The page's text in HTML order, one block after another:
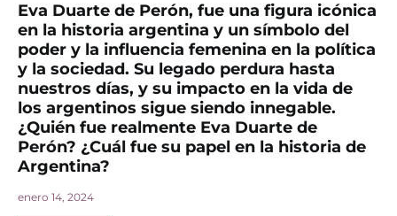
Eva Duarte de Perón, fue una figura icónica
en la historia argentina y un símbolo del
poder y la influencia femenina en la política
y la sociedad. Su legado perdura hasta
nuestros días, y su impacto en la vida de
los argentinos sigue siendo innegable.
¿Quién fue realmente Eva Duarte de
Perón? ¿Cuál fue su papel en la historia de
Argentina?
enero 14, 2024